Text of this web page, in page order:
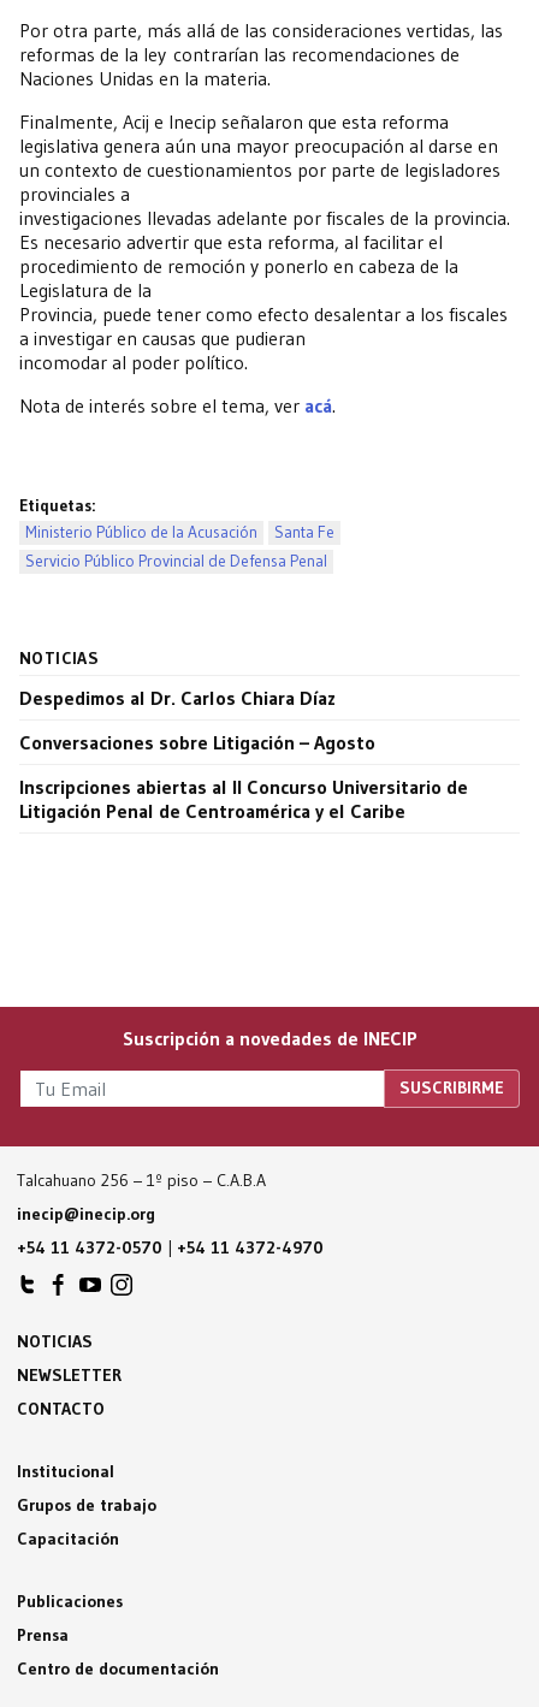
Por otra parte, más allá de las consideraciones vertidas, las
reformas de la ley contrarían las recomendaciones de
Naciones Unidas en la materia.
Finalmente, Acij e Inecip señalaron que esta reforma
legislativa genera aún una mayor preocupación al darse en
un contexto de cuestionamientos por parte de legisladores
provinciales a
investigaciones llevadas adelante por fiscales de la provincia.
Es necesario advertir que esta reforma, al facilitar el
procedimiento de remoción y ponerlo en cabeza de la
Legislatura de la
Provincia, puede tener como efecto desalentar a los fiscales
a investigar en causas que pudieran
incomodar al poder político.
Nota de interés sobre el tema, ver acá.
Etiquetas:
Ministerio Público de la Acusación
Santa Fe
Servicio Público Provincial de Defensa Penal
NOTICIAS
Despedimos al Dr. Carlos Chiara Díaz
Conversaciones sobre Litigación – Agosto
Inscripciones abiertas al II Concurso Universitario de
Litigación Penal de Centroamérica y el Caribe
Suscripción a novedades de INECIP
Talcahuano 256 – 1º piso – C.A.B.A
inecip@inecip.org
+54 11 4372-0570 | +54 11 4372-4970
NOTICIAS
NEWSLETTER
CONTACTO
Institucional
Grupos de trabajo
Capacitación
Publicaciones
Prensa
Centro de documentación